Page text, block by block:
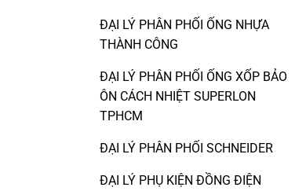
ĐẠI LÝ PHÂN PHỐI ỐNG NHỰA
THÀNH CÔNG
ĐẠI LÝ PHÂN PHỐI ỐNG XỐP BẢO
ÔN CÁCH NHIỆT SUPERLON
TPHCM
ĐẠI LÝ PHÂN PHỐI SCHNEIDER
ĐẠI LÝ PHỤ KIỆN ĐỒNG ĐIỆN